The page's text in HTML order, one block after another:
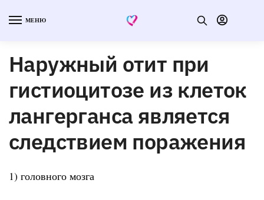
МЕНЮ
Наружный отит при
гистиоцитозе из клеток
лангерганса является
следствием поражения
1) головного мозга